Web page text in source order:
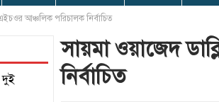
আঞ্চলিক পরিচালক নির্বাচিত
সায়মা ওয়াজেদ
নির্বাচিত
দুই